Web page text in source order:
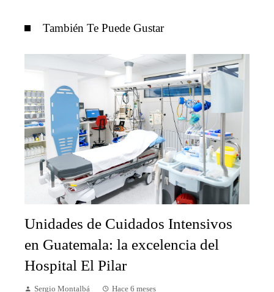
También Te Puede Gustar
Unidades de Cuidados Intensivos
en Guatemala: la excelencia del
Hospital El Pilar
Sergio Montalbá Hace 6 meses